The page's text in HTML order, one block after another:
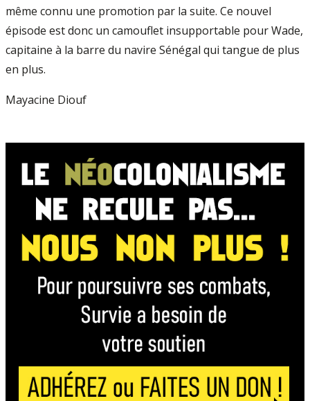
même connu une promotion par la suite. Ce nouvel
épisode est donc un camouflet insupportable pour Wade,
capitaine à la barre du navire Sénégal qui tangue de plus
en plus.
Mayacine Diouf